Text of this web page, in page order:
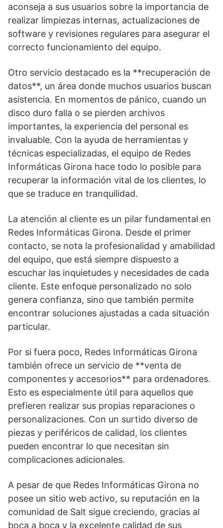
aconseja a sus usuarios sobre la importancia de
realizar limpiezas internas, actualizaciones de
software y revisiones regulares para asegurar el
correcto funcionamiento del equipo.
Otro servicio destacado es la **recuperación de
datos**, un área donde muchos usuarios buscan
asistencia. En momentos de pánico, cuando un
disco duro falla o se pierden archivos
importantes, la experiencia del personal es
invaluable. Con la ayuda de herramientas y
técnicas especializadas, el equipo de Redes
Informáticas Girona hace todo lo posible para
recuperar la información vital de los clientes, lo
que se traduce en tranquilidad.
La atención al cliente es un pilar fundamental en
Redes Informáticas Girona. Desde el primer
contacto, se nota la profesionalidad y amabilidad
del equipo, que está siempre dispuesto a
escuchar las inquietudes y necesidades de cada
cliente. Este enfoque personalizado no solo
genera confianza, sino que también permite
encontrar soluciones ajustadas a cada situación
particular.
Por si fuera poco, Redes Informáticas Girona
también ofrece un servicio de **venta de
componentes y accesorios** para ordenadores.
Esto es especialmente útil para aquellos que
prefieren realizar sus propias reparaciones o
personalizaciones. Con un surtido diverso de
piezas y periféricos de calidad, los clientes
pueden encontrar lo que necesitan sin
complicaciones adicionales.
A pesar de que Redes Informáticas Girona no
posee un sitio web activo, su reputación en la
comunidad de Salt sigue creciendo, gracias al
boca a boca y la excelente calidad de sus